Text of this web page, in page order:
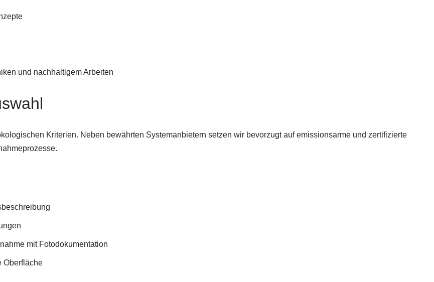
und nachhaltigem Arbeiten
Kriterien. Neben bewährten Systemanbietern setzen wir bevorzugt auf emissionsarme und zertifizierte
mit Fotodokumentation
Oberfläche